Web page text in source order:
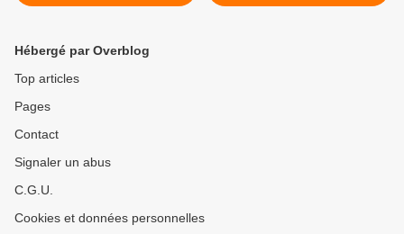
Hébergé par Overblog
Top articles
Pages
Contact
Signaler un abus
C.G.U.
Cookies et données personnelles